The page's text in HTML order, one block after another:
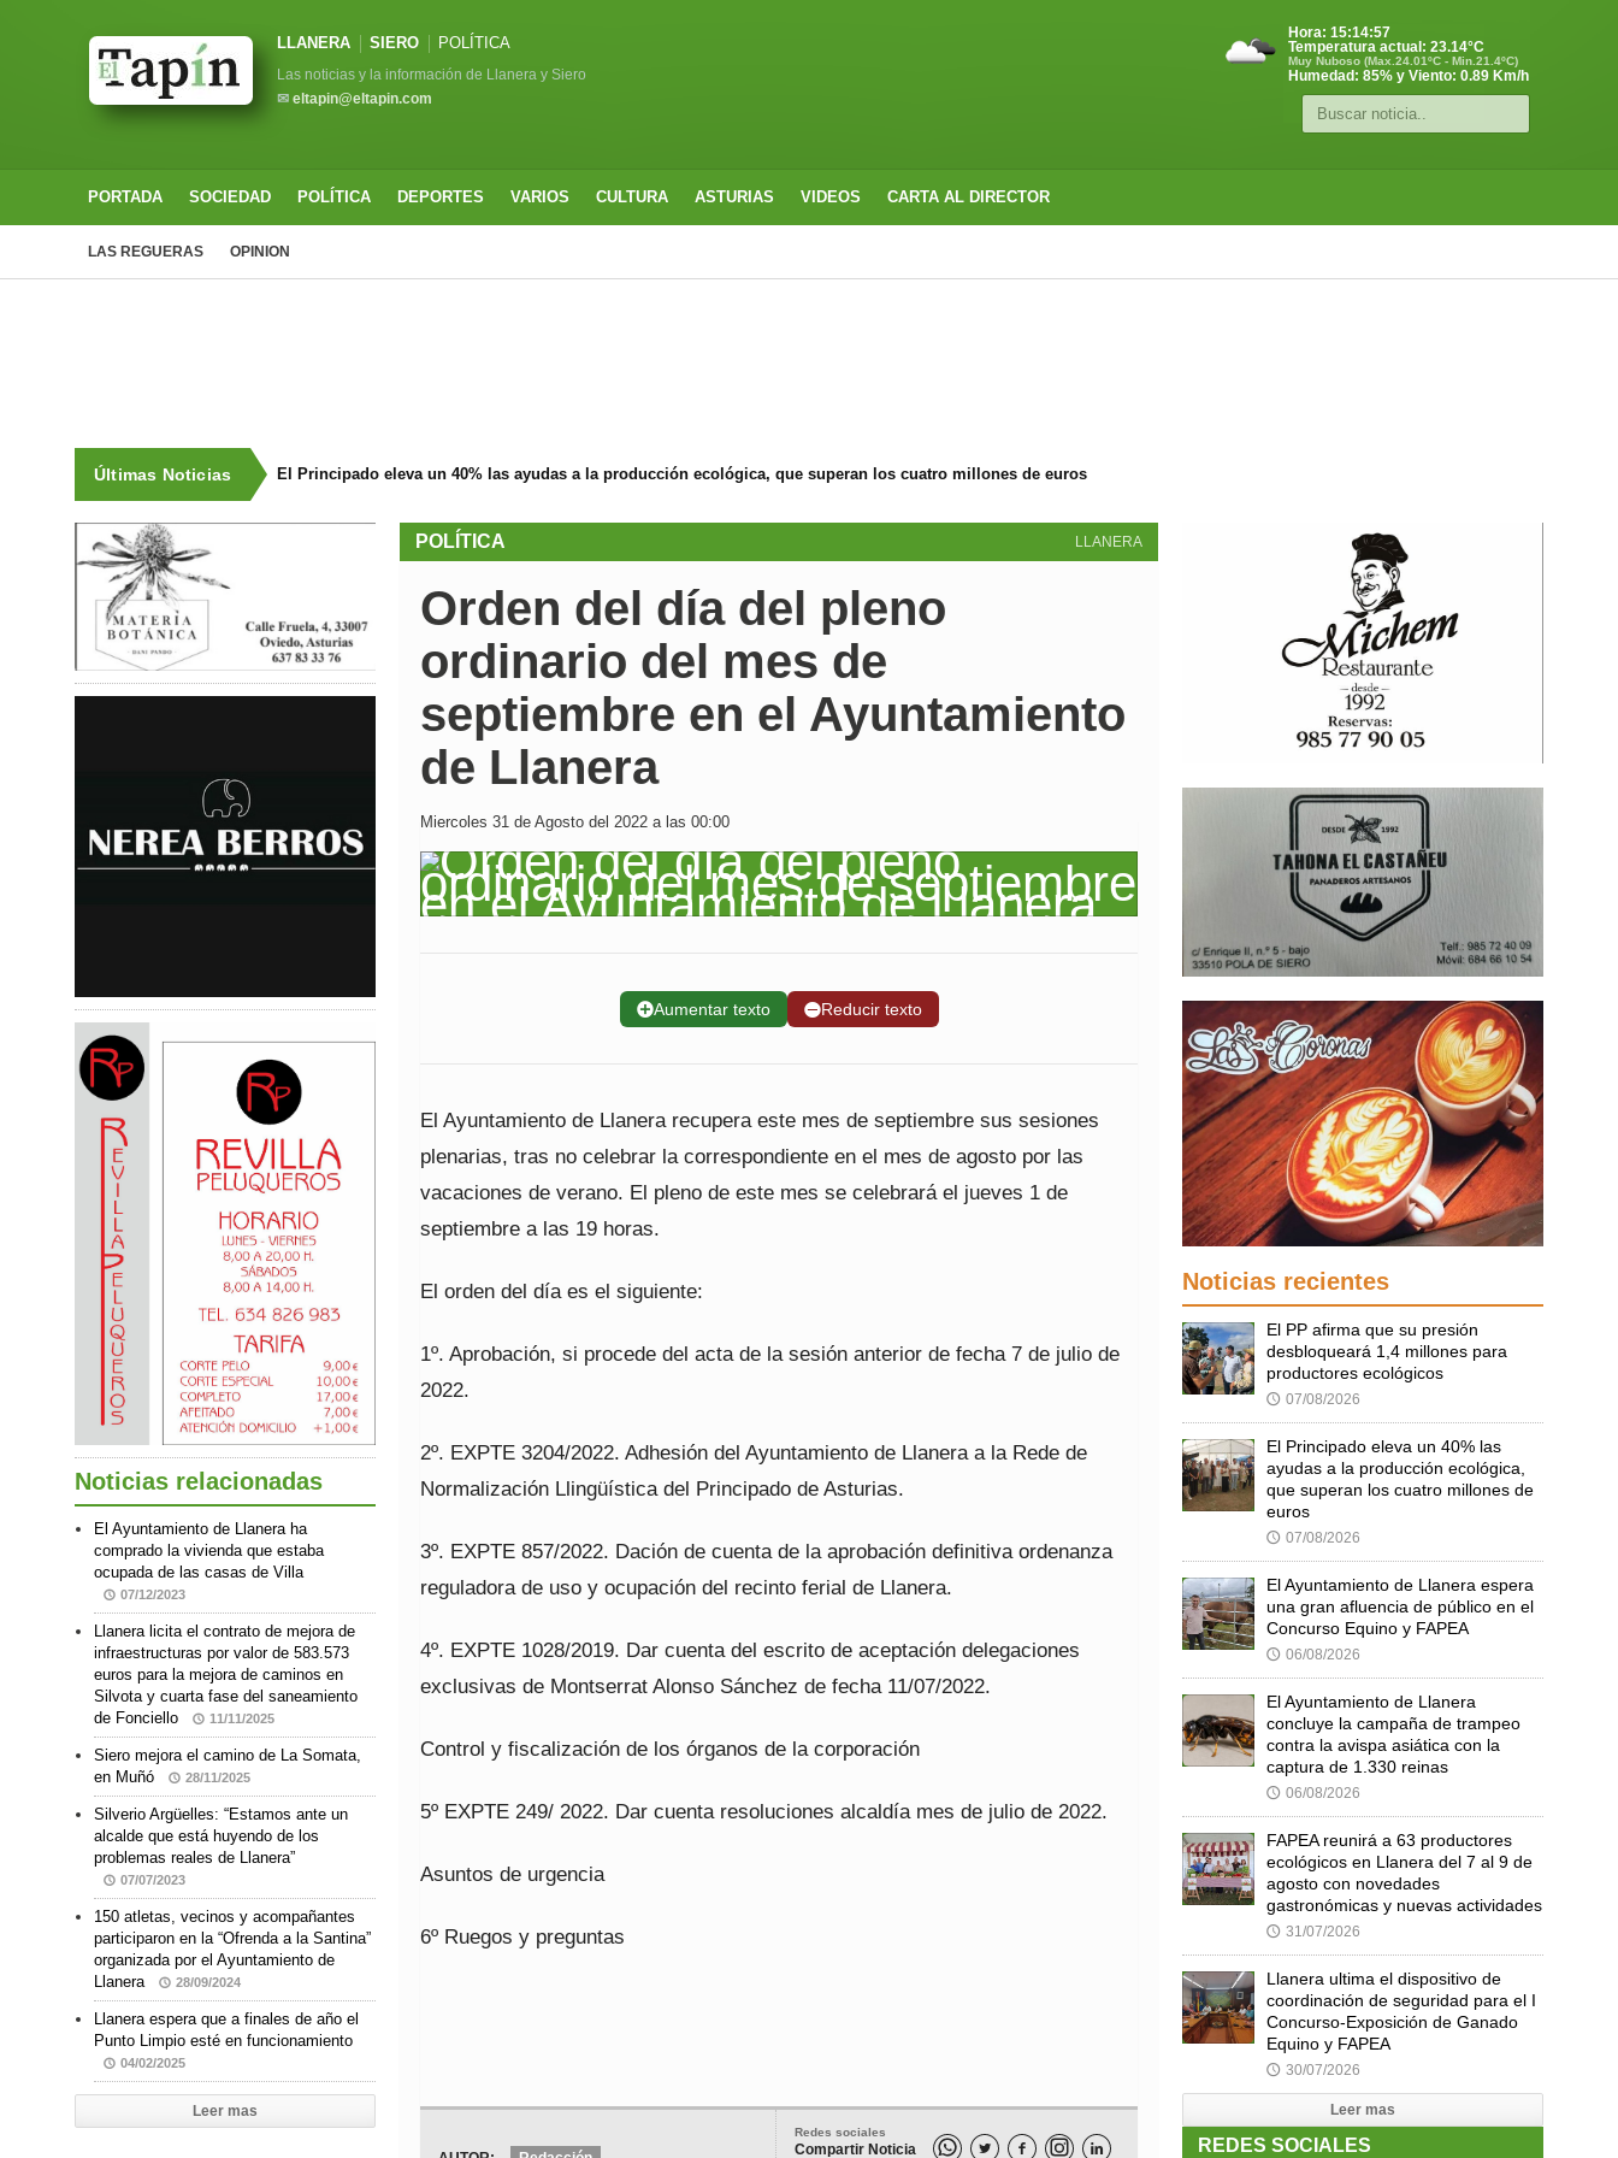
LLANERA SIERO POLÍTICA
Las noticias y la información de Llanera y Siero
✉ eltapin@eltapin.com
Hora: 15:14:57
Temperatura actual: 23.14°C
Muy Nuboso (Max.24.01ºC - Min.21.4ºC)
Humedad: 85% y Viento: 0.89 Km/h
PORTADA SOCIEDAD POLÍTICA DEPORTES VARIOS CULTURA ASTURIAS VIDEOS CARTA AL DIRECTOR
LAS REGUERAS OPINION
Últimas Noticias El Principado eleva un 40% las ayudas a la producción ecológica, que superan los cuatro millones de euros
LLANERA
POLÍTICA
Orden del día del pleno
ordinario del mes de
septiembre en el Ayuntamiento
de Llanera
Miercoles 31 de Agosto del 2022 a las 00:00
➕Aumentar texto ➖Reducir texto
El Ayuntamiento de Llanera recupera este mes de septiembre sus sesiones
plenarias, tras no celebrar la correspondiente en el mes de agosto por las
vacaciones de verano. El pleno de este mes se celebrará el jueves 1 de
septiembre a las 19 horas.
El orden del día es el siguiente:
1º. Aprobación, si procede del acta de la sesión anterior de fecha 7 de julio de
2022.
2º. EXPTE 3204/2022. Adhesión del Ayuntamiento de Llanera a la Rede de
Normalización Llingüística del Principado de Asturias.
3º. EXPTE 857/2022. Dación de cuenta de la aprobación definitiva ordenanza
reguladora de uso y ocupación del recinto ferial de Llanera.
4º. EXPTE 1028/2019. Dar cuenta del escrito de aceptación delegaciones
exclusivas de Montserrat Alonso Sánchez de fecha 11/07/2022.
Control y fiscalización de los órganos de la corporación
5º EXPTE 249/ 2022. Dar cuenta resoluciones alcaldía mes de julio de 2022.
Asuntos de urgencia
6º Ruegos y preguntas
Redes sociales
Compartir Noticia   
Noticias relacionadas
El Ayuntamiento de Llanera ha
comprado la vivienda que estaba
ocupada de las casas de Villa
07/12/2023
Llanera licita el contrato de mejora de
infraestructuras por valor de 583.573
euros para la mejora de caminos en
Silvota y cuarta fase del saneamiento
de Fonciello
11/11/2025
Siero mejora el camino de La Somata,
en Muñó
28/11/2025
Silverio Argüelles: “Estamos ante un
alcalde que está huyendo de los
problemas reales de Llanera”
07/07/2023
150 atletas, vecinos y acompañantes
participaron en la “Ofrenda a la Santina”
organizada por el Ayuntamiento de
Llanera
28/09/2024
Llanera espera que a finales de año el
Punto Limpio esté en funcionamiento
04/02/2025
Leer mas
Noticias recientes
El PP afirma que su presión
desbloqueará 1,4 millones para
productores ecológicos
🕔 07/08/2026
El Principado eleva un 40% las
ayudas a la producción ecológica,
que superan los cuatro millones de
euros
🕔 07/08/2026
El Ayuntamiento de Llanera espera
una gran afluencia de público en el
Concurso Equino y FAPEA
🕔 06/08/2026
El Ayuntamiento de Llanera
concluye la campaña de trampeo
contra la avispa asiática con la
captura de 1.330 reinas
🕔 06/08/2026
FAPEA reunirá a 63 productores
ecológicos en Llanera del 7 al 9 de
agosto con novedades
gastronómicas y nuevas actividades
🕔 31/07/2026
Llanera ultima el dispositivo de
coordinación de seguridad para el I
Concurso-Exposición de Ganado
Equino y FAPEA
🕔 30/07/2026
Leer mas
REDES SOCIALES